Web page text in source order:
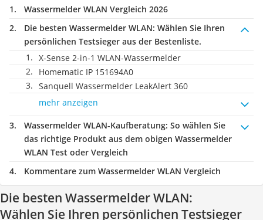
Wassermelder WLAN Vergleich 2026
Die besten Wassermelder WLAN: Wählen Sie Ihren
persönlichen Testsieger aus der Bestenliste.
X-Sense 2-in-1 WLAN-Wassermelder
Homematic IP 151694A0
Sanquell Wassermelder LeakAlert 360
mehr anzeigen
Wassermelder WLAN-Kaufberatung: So wählen Sie
das richtige Produkt aus dem obigen Wassermelder
WLAN Test oder Vergleich
Kommentare zum Wassermelder WLAN Vergleich
Die besten Wassermelder WLAN:
Wählen Sie Ihren persönlichen Testsieger